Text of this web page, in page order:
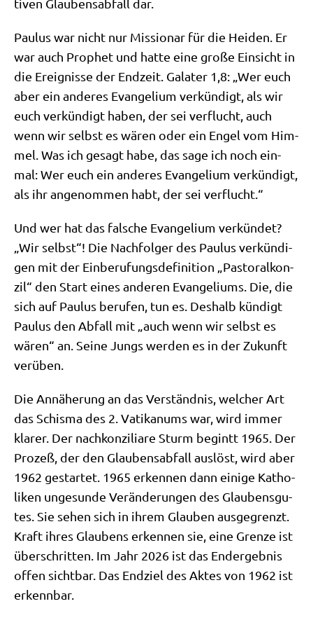
ti­ven Glau­bens­ab­fall dar.
Pau­lus war nicht nur Mis­sio­nar für die Hei­den. Er
war auch Pro­phet und hat­te eine gro­ße Ein­sicht in
die Ereig­nis­se der End­zeit. Gala­ter 1,8: „Wer euch
aber ein ande­res Evan­ge­li­um ver­kün­digt, als wir
euch ver­kün­digt haben, der sei ver­flucht, auch
wenn wir selbst es wären oder ein Engel vom Him­
mel. Was ich gesagt habe, das sage ich noch ein­
mal: Wer euch ein ande­res Evan­ge­li­um ver­kün­digt,
als ihr ange­nom­men habt, der sei verflucht.“
Und wer hat das fal­sche Evan­ge­li­um ver­kün­det?
„Wir selbst“! Die Nach­fol­ger des Pau­lus ver­kün­di­
gen mit der Ein­be­ru­fungs­de­fi­ni­ti­on „Pasto­ral­kon­
zil“ den Start eines ande­ren Evan­ge­li­ums. Die, die
sich auf Pau­lus beru­fen, tun es. Des­halb kün­digt
Pau­lus den Abfall mit „auch wenn wir selbst es
wären“ an. Sei­ne Jungs wer­den es in der Zukunft
verüben.
Die Annä­he­rung an das Ver­ständ­nis, wel­cher Art
das Schis­ma des 2. Vati­ka­nums war, wird immer
kla­rer. Der nach­kon­zi­lia­re Sturm beg­intt 1965. Der
Pro­zeß, der den Glau­bens­ab­fall aus­löst, wird aber
1962 gestar­tet. 1965 erken­nen dann eini­ge Katho­
li­ken unge­sun­de Ver­än­de­run­gen des Glau­bens­gu­
tes. Sie sehen sich in ihrem Glau­ben aus­ge­grenzt.
Kraft ihres Glau­bens erken­nen sie, eine Gren­ze ist
über­schrit­ten. Im Jahr 2026 ist das End­ergeb­nis
offen sicht­bar. Das End­ziel des Aktes von 1962 ist
erkennbar.